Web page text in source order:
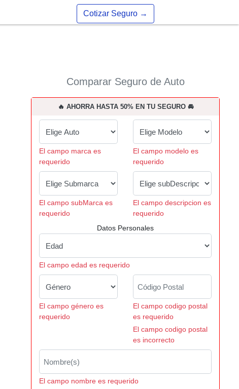
Cotizar Seguro →
Comparar Seguro de Auto
🔥 AHORRA HASTA 50% EN TU SEGURO 🚘
El campo marca es
requerido
El campo modelo es
requerido
El campo subMarca es
requerido
El campo descripcion es
requerido
Datos Personales
El campo edad es requerido
El campo género es
requerido
El campo codigo postal
es requerido
El campo codigo postal
es incorrecto
El campo nombre es requerido